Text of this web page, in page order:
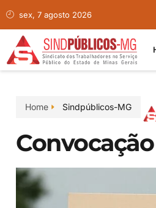
sex, 7 agosto 2026
Home Sindpúblicos-MG
Convocação